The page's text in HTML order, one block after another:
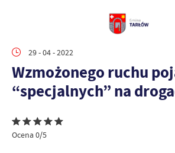
29 - 04 - 2022
Wzmożonego ruchu
“specjalnych” na
Ocena 0/5